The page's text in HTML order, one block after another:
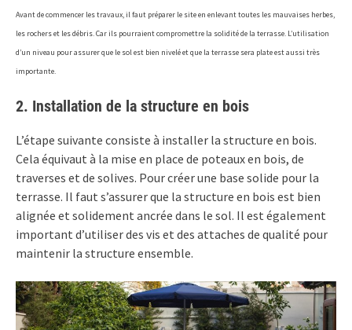
Avant de commencer les travaux, il faut préparer le site en enlevant toutes les mauvaises herbes,
les rochers et les débris. Car ils pourraient compromettre la solidité de la terrasse. L’utilisation
d’un niveau pour assurer que le sol est bien nivelé et que la terrasse sera plate est aussi très
importante.
2. Installation de la structure en bois
L’étape suivante consiste à installer la structure en bois.
Cela équivaut à la mise en place de poteaux en bois, de
traverses et de solives. Pour créer une base solide pour la
terrasse. Il faut s’assurer que la structure en bois est bien
alignée et solidement ancrée dans le sol. Il est également
important d’utiliser des vis et des attaches de qualité pour
maintenir la structure ensemble.